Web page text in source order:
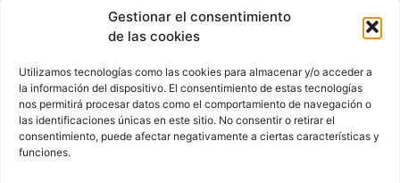
Gestionar el consentimiento
de las cookies
Utilizamos tecnologías como las cookies para almacenar y/o acceder a
la información del dispositivo. El consentimiento de estas tecnologías
nos permitirá procesar datos como el comportamiento de navegación o
las identificaciones únicas en este sitio. No consentir o retirar el
consentimiento, puede afectar negativamente a ciertas características y
funciones.